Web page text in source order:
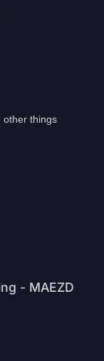
other things
- MAEZD